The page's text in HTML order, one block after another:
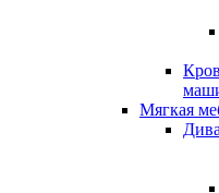
Мягкая